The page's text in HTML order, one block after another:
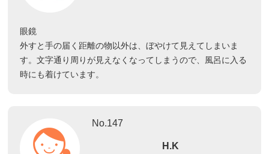
眼鏡
外すと手の届く距離の物以外は、ぼやけて見えてしまいま
す。文字通り周りが見えなくなってしまうので、風呂に入る
時にも着けています。
No.147
H.K